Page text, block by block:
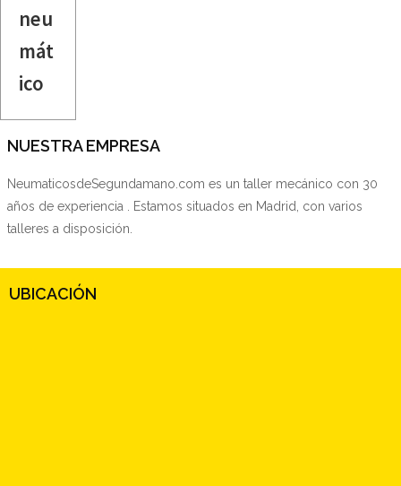
neu
mát
ico
NUESTRA EMPRESA
NeumaticosdeSegundamano.com es un taller mecánico con 30
años de experiencia . Estamos situados en Madrid, con varios
talleres a disposición.
UBICACIÓN